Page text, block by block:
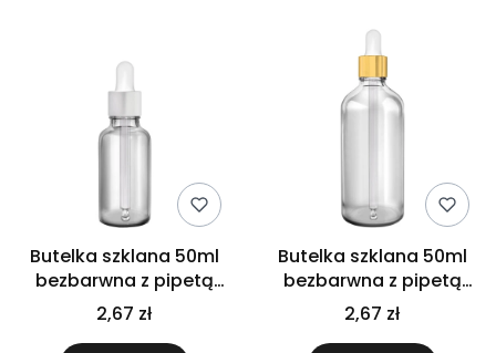
Butelka szklana 50ml
bezbarwna z pipetą
srebrną
2,67 zł
Butelka szklana 50ml
bezbarwna z pipetą
złoto białą
2,67 zł